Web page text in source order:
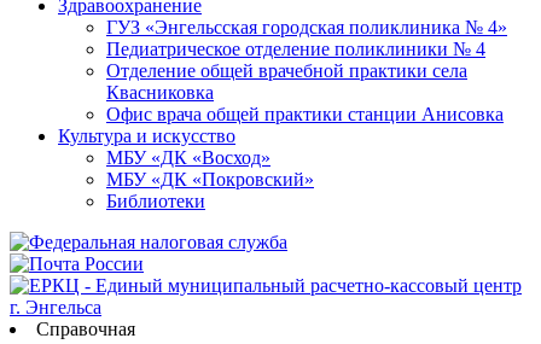
Здравоохранение
ГУЗ «Энгельсская городская поликлиника № 4»
Педиатрическое отделение поликлиники № 4
Отделение общей врачебной практики села
Квасниковка
Офис врача общей практики станции Анисовка
Культура и искусство
МБУ «ДК «Восход»
МБУ «ДК «Покровский»
Библиотеки
Справочная